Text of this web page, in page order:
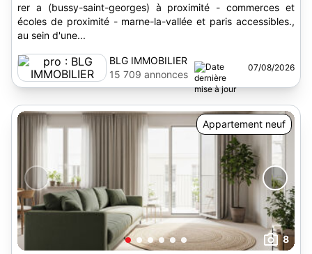
rer a (bussy-saint-georges) à proximité - commerces et
écoles de proximité - marne-la-vallée et paris accessibles.,
au sein d'une...
BLG IMMOBILIER
15 709 annonces
07/08/2026
Appartement neuf
8